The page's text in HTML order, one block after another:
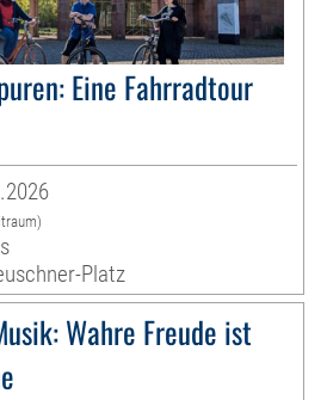
Eine Fahrradtour
Platz
Wahre Freude ist